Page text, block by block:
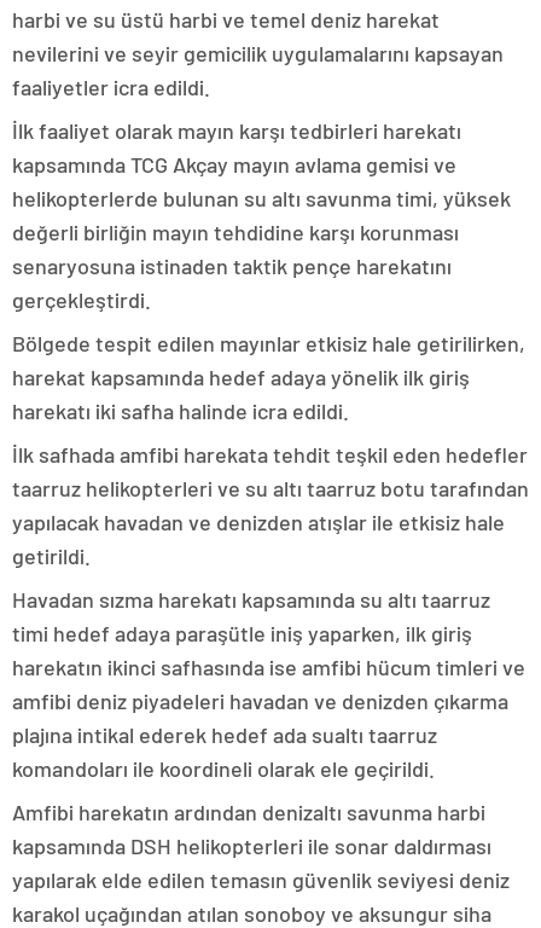
harbi ve su üstü harbi ve temel deniz harekat
nevilerini ve seyir gemicilik uygulamalarını kapsayan
faaliyetler icra edildi.
İlk faaliyet olarak mayın karşı tedbirleri harekatı
kapsamında TCG Akçay mayın avlama gemisi ve
helikopterlerde bulunan su altı savunma timi, yüksek
değerli birliğin mayın tehdidine karşı korunması
senaryosuna istinaden taktik pençe harekatını
gerçekleştirdi.
Bölgede tespit edilen mayınlar etkisiz hale getirilirken,
harekat kapsamında hedef adaya yönelik ilk giriş
harekatı iki safha halinde icra edildi.
İlk safhada amfibi harekata tehdit teşkil eden hedefler
taarruz helikopterleri ve su altı taarruz botu tarafından
yapılacak havadan ve denizden atışlar ile etkisiz hale
getirildi.
Havadan sızma harekatı kapsamında su altı taarruz
timi hedef adaya paraşütle iniş yaparken, ilk giriş
harekatın ikinci safhasında ise amfibi hücum timleri ve
amfibi deniz piyadeleri havadan ve denizden çıkarma
plajına intikal ederek hedef ada sualtı taarruz
komandoları ile koordineli olarak ele geçirildi.
Amfibi harekatın ardından denizaltı savunma harbi
kapsamında DSH helikopterleri ile sonar daldırması
yapılarak elde edilen temasın güvenlik seviyesi deniz
karakol uçağından atılan sonoboy ve aksungur siha